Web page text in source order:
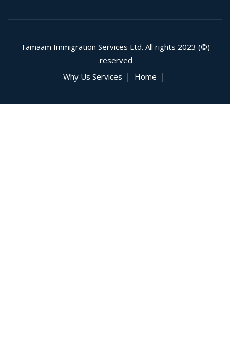
(©) 2023 Tamaam Immigration Services Ltd. All rights
reserved.
Home
Services
Why Us